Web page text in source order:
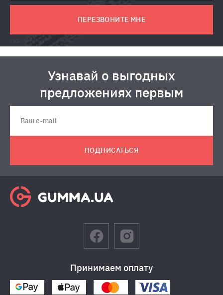
ПЕРЕЗВОНИТЕ МНЕ
Узнавай о выгодных
предложениях первым
ПОДПИСАТЬСЯ
Принимаем оплату